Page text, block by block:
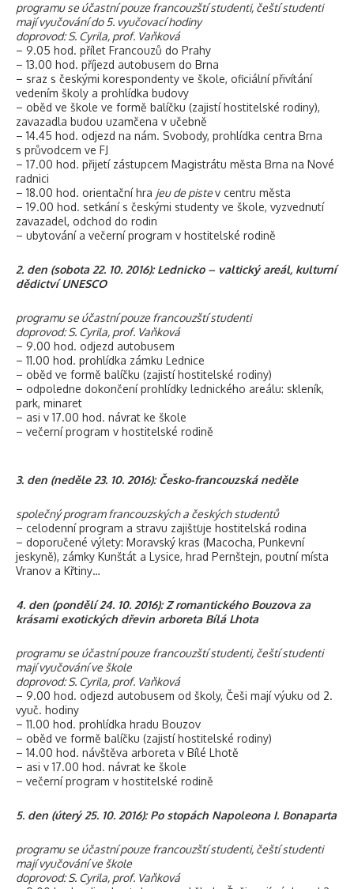
programu se účastní pouze francouzští studenti, čeští studenti
mají vyučování do 5. vyučovací hodiny
doprovod: S. Cyrila, prof. Vaňková
– 9.05 hod. přílet Francouzů do Prahy
– 13.00 hod. příjezd autobusem do Brna
– sraz s českými korespondenty ve škole, oficiální přivítání
vedením školy a prohlídka budovy
– oběd ve škole ve formě balíčku (zajistí hostitelské rodiny),
zavazadla budou uzamčena v učebně
– 14.45 hod. odjezd na nám. Svobody, prohlídka centra Brna
s průvodcem ve FJ
– 17.00 hod. přijetí zástupcem Magistrátu města Brna na Nové
radnici
– 18.00 hod. orientační hra jeu de pistev centru města
– 19.00 hod. setkání s českými studenty ve škole, vyzvednutí
zavazadel, odchod do rodin
– ubytování a večerní program v hostitelské rodině
2. den (sobota 22. 10. 2016): Lednicko – valtický areál, kulturní
dědictví UNESCO
programu se účastní pouze francouzští studenti
doprovod: S. Cyrila, prof. Vaňková
– 9.00 hod. odjezd autobusem
– 11.00 hod. prohlídka zámku Lednice
– oběd ve formě balíčku (zajistí hostitelské rodiny)
– odpoledne dokončení prohlídky lednického areálu: skleník,
park, minaret
– asi v 17.00 hod. návrat ke škole
– večerní program v hostitelské rodině
3. den (neděle 23. 10. 2016): Česko-francouzská neděle
společný program francouzských a českých studentů
– celodenní program a stravu zajišťuje hostitelská rodina
– doporučené výlety: Moravský kras (Macocha, Punkevní
jeskyně), zámky Kunštát a Lysice, hrad Pernštejn, poutní místa
Vranov a Křtiny…
4. den (pondělí 24. 10. 2016): Z romantického Bouzova za
krásami exotických dřevin arboreta Bílá Lhota
programu se účastní pouze francouzští studenti, čeští studenti
mají vyučování ve škole
doprovod: S. Cyrila, prof. Vaňková
– 9.00 hod. odjezd autobusem od školy, Češi mají výuku od 2.
vyuč. hodiny
– 11.00 hod. prohlídka hradu Bouzov
– oběd ve formě balíčku (zajistí hostitelské rodiny)
– 14.00 hod. návštěva arboreta v Bílé Lhotě
– asi v 17.00 hod. návrat ke škole
– večerní program v hostitelské rodině
5. den (úterý 25. 10. 2016): Po stopách Napoleona I. Bonaparta
programu se účastní pouze francouzští studenti, čeští studenti
mají vyučování ve škole
doprovod: S. Cyrila, prof. Vaňková